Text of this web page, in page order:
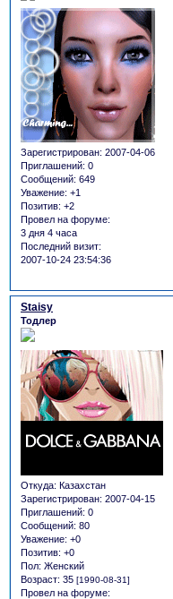
Зарегистрирован: 2007-04-06
Приглашений: 0
Сообщений: 649
Уважение: +1
Позитив: +2
Провел на форуме:
3 дня 4 часа
Последний визит:
2007-10-24 23:54:36
Staisy
Тодлер
Откуда: Казахстан
Зарегистрирован: 2007-04-15
Приглашений: 0
Сообщений: 80
Уважение: +0
Позитив: +0
Пол: Женский
Возраст: 35 [1990-08-31]
Провел на форуме: